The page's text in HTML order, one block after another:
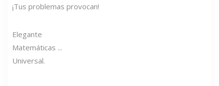
¡Tus problemas provocan!
Elegante
Matemáticas ...
Universal.